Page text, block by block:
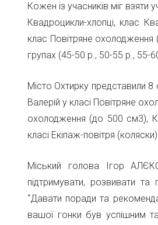
Кожен із учасників міг
Квадроцикли-хлопці, клас
клас Повітряне
групах (45-50 р., 50-55 р., 55-
Місто Охтирку представили 8
Валерій у класі Повітряне
охолодження (до 500 см3),
класі Екіпаж-повітря
Міський голова Ігор
підтримувати, розвивати
“Давати поради та
вашої гонки був успішним